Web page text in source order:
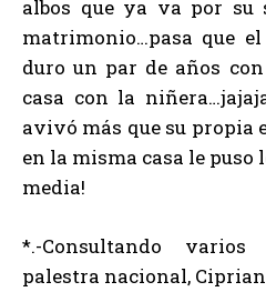
albos que ya va por su
matrimonio…pasa que
duro un par de años
casa con la
avivó más que su propia
en la misma casa le puso
media!
*.-Consultando
palestra nacional,